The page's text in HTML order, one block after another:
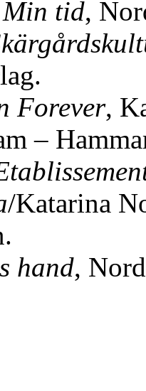
Min tid,
Forever,
–
/Katarina
hand,